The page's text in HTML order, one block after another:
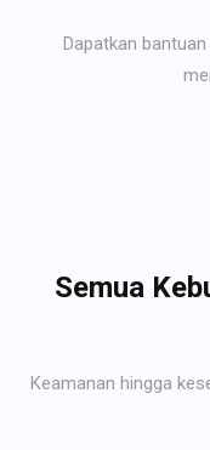
Dapatkan
Semua
Keamanan hingga